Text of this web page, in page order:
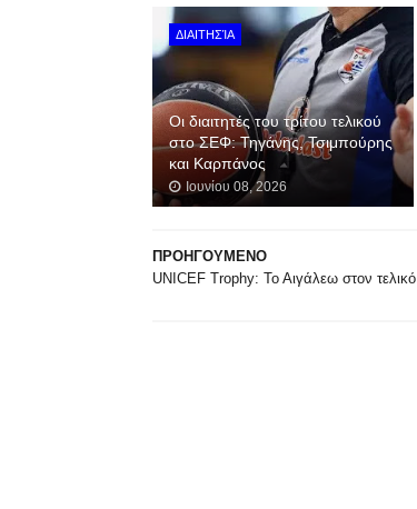
ΔΙΑΙΤΗΣΊΑ
Οι διαιτητές του τρίτου τελικού
στο ΣΕΦ: Τηγάνης, Τσιμπούρης
και Καρπάνος
Ιουνίου 08, 2026
ΠΡΟΗΓΟΥΜΕΝΟ
UNICEF Trophy: Το Αιγάλεω στον τελικό